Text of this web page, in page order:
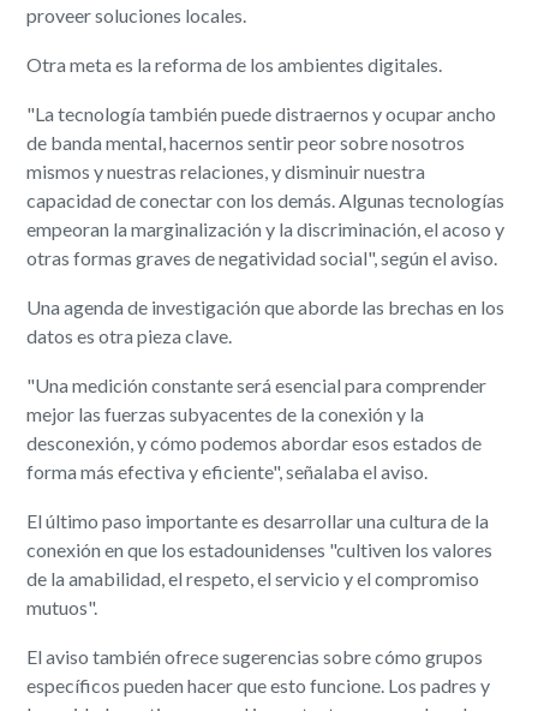
proveer soluciones locales.
Otra meta es la reforma de los ambientes digitales.
"La tecnología también puede distraernos y ocupar ancho
de banda mental, hacernos sentir peor sobre nosotros
mismos y nuestras relaciones, y disminuir nuestra
capacidad de conectar con los demás. Algunas tecnologías
empeoran la marginalización y la discriminación, el acoso y
otras formas graves de negatividad social", según el aviso.
Una agenda de investigación que aborde las brechas en los
datos es otra pieza clave.
"Una medición constante será esencial para comprender
mejor las fuerzas subyacentes de la conexión y la
desconexión, y cómo podemos abordar esos estados de
forma más efectiva y eficiente", señalaba el aviso.
El último paso importante es desarrollar una cultura de la
conexión en que los estadounidenses "cultiven los valores
de la amabilidad, el respeto, el servicio y el compromiso
mutuos".
El aviso también ofrece sugerencias sobre cómo grupos
específicos pueden hacer que esto funcione. Los padres y